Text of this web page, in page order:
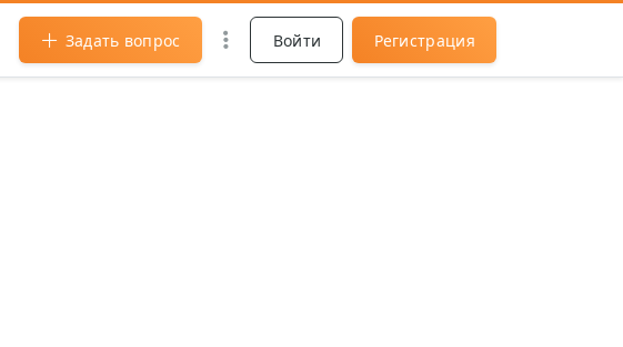
Задать вопрос Войти Регистрация